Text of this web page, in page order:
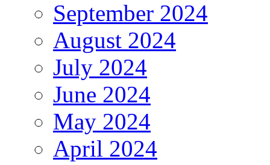
September 2024
August 2024
July 2024
June 2024
May 2024
April 2024